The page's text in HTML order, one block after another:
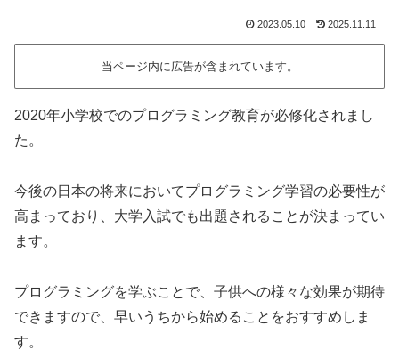
2023.05.10 2025.11.11
当ページ内に広告が含まれています。
2020年小学校でのプログラミング教育が必修化されまし
た。
今後の日本の将来においてプログラミング学習の必要性が
高まっており、大学入試でも出題されることが決まってい
ます。
プログラミングを学ぶことで、子供への様々な効果が期待
できますので、早いうちから始めることをおすすめしま
す。